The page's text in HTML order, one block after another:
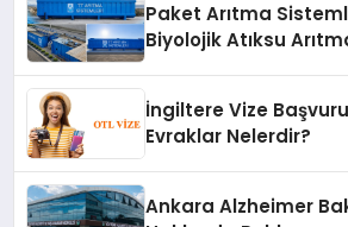
Paket Arıtma
Biyolojik Atıksu
İngiltere Vize
Evraklar Nelerdir?
Ankara Alzheimer